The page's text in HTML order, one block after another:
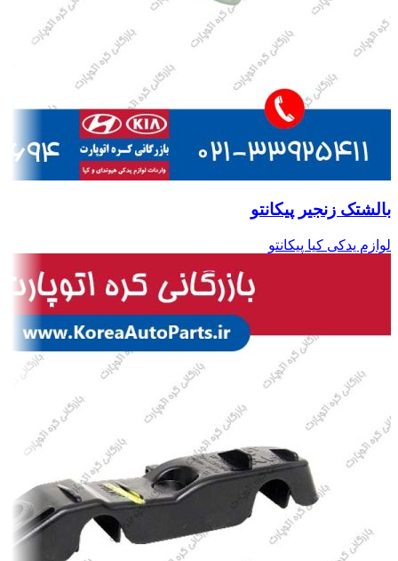
بالشتک زنجیر پیکانتو
لوازم یدکی کیا پیکانتو